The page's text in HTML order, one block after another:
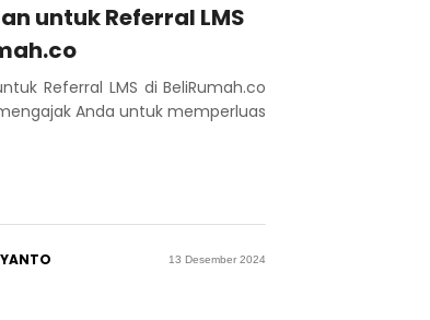
untuk Referral LMS
Referral LMS di BeliRumah.co
Anda untuk memperluas
13 Desember 2024